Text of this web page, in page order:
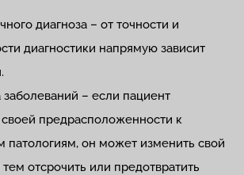
диагноза – от точности и
диагностики напрямую зависит
– если пациент
предрасположенности к
он может изменить свой
отсрочить или предотвратить